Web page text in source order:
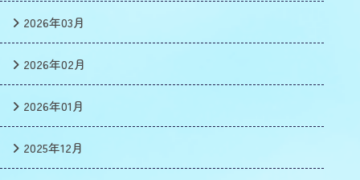
2026年03月
2026年02月
2026年01月
2025年12月